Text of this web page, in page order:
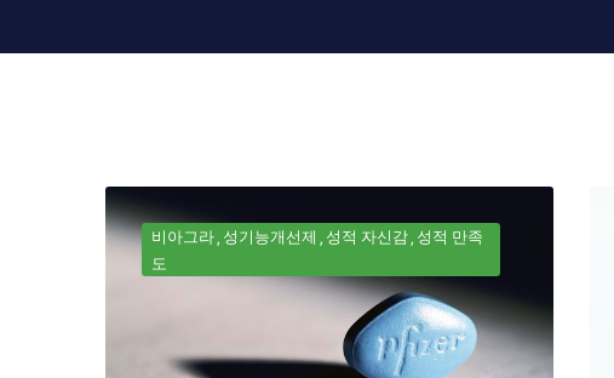
비아그라 성기능개선제 성적 자신감 성적 만족
도